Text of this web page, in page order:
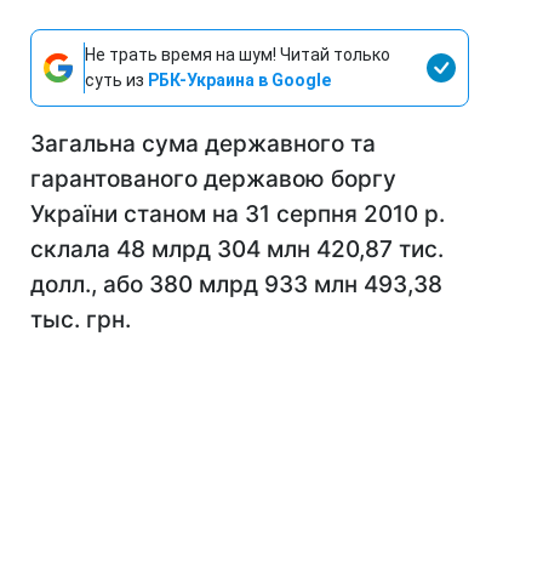
Не трать время на шум! Читай только
суть из РБК-Украина в Google
Загальна сума державного та
гарантованого державою боргу
України станом на 31 серпня 2010 р.
склала 48 млрд 304 млн 420,87 тис.
долл., або 380 млрд 933 млн 493,38
тыс. грн.